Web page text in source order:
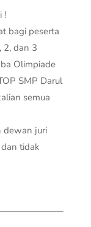
!
bagi peserta
2, dan 3
Olimpiade
SMP Darul
semua
dewan juri
tidak